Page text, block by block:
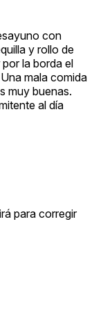
con
y rollo de
la borda el
mala comida
muy buenas.
al día
para corregir